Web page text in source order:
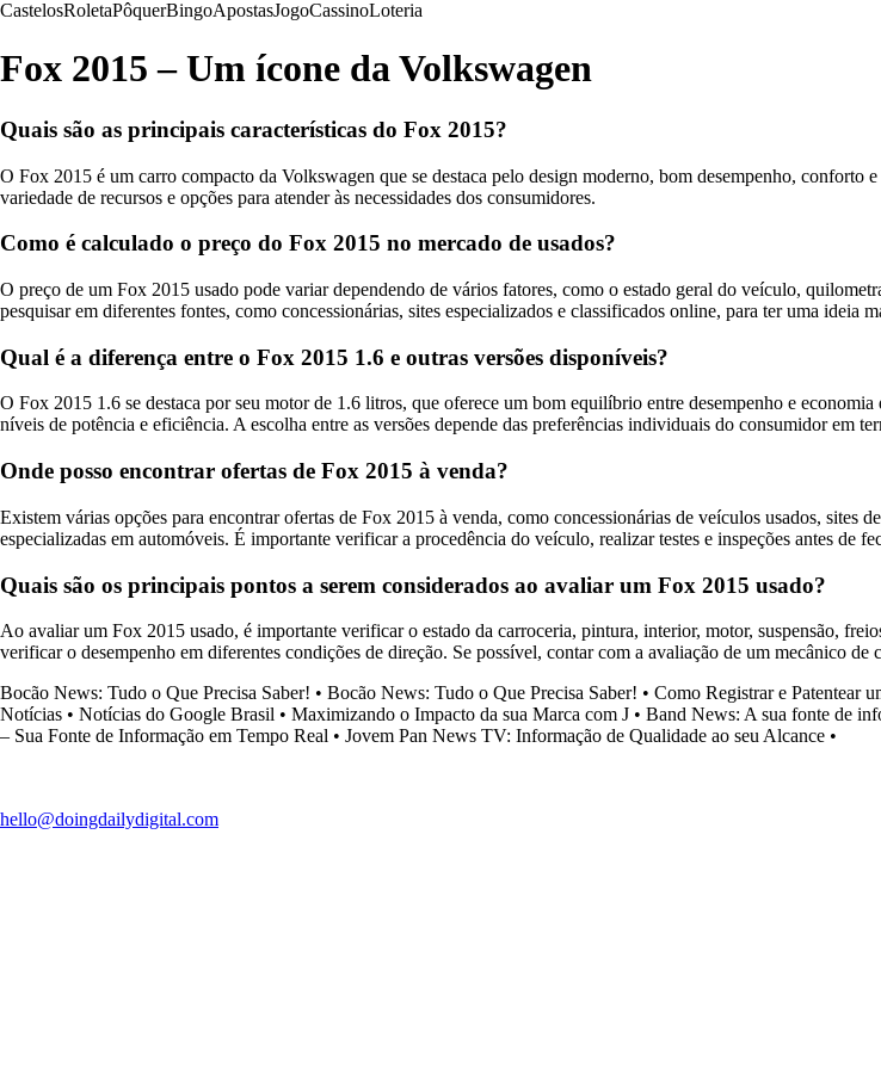
CastelosRoletaPôquerBingoApostasJogoCassinoLoteria
Fox 2015 – Um ícone da Volkswagen
Quais são as principais características do Fox 2015?
O Fox 2015 é um carro compacto da Volkswagen que se destaca pelo design moderno, bom desempenho,
variedade de recursos e opções para atender às necessidades dos consumidores.
Como é calculado o preço do Fox 2015 no mercado de usados?
O preço de um Fox 2015 usado pode variar dependendo de vários fatores, como o estado geral do veículo,
pesquisar em diferentes fontes, como concessionárias, sites especializados e classificados online, para ter uma ideia
Qual é a diferença entre o Fox 2015 1.6 e outras versões disponíveis?
O Fox 2015 1.6 se destaca por seu motor de 1.6 litros, que oferece um bom equilíbrio entre desempenho e
níveis de potência e eficiência. A escolha entre as versões depende das preferências individuais do consumidor em
Onde posso encontrar ofertas de Fox 2015 à venda?
Existem várias opções para encontrar ofertas de Fox 2015 à venda, como concessionárias de veículos usados, sites
especializadas em automóveis. É importante verificar a procedência do veículo, realizar testes e inspeções antes de
Quais são os principais pontos a serem considerados ao avaliar um Fox 2015 usado?
Ao avaliar um Fox 2015 usado, é importante verificar o estado da carroceria, pintura, interior, motor, suspensão,
verificar o desempenho em diferentes condições de direção. Se possível, contar com a avaliação de um mecânico
Bocão News: Tudo o Que Precisa Saber! • Bocão News: Tudo o Que Precisa Saber! • Como Registrar e Patentear
Notícias • Notícias do Google Brasil • Maximizando o Impacto da sua Marca com J • Band News: A sua fonte de
– Sua Fonte de Informação em Tempo Real • Jovem Pan News TV: Informação de Qualidade ao seu Alcance •
hello@doingdailydigital.com